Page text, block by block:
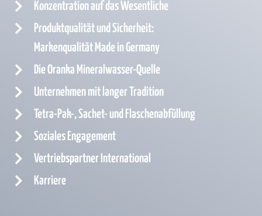
Konzentration auf das Wesentliche
Produktqualität und Sicherheit:
Markenqualität Made in Germany
Die Oranka Mineralwasser-Quelle
Unternehmen mit langer Tradition
Tetra-Pak-, Sachet- und Flaschenabfüllung
Soziales Engagement
Vertriebspartner International
Karriere